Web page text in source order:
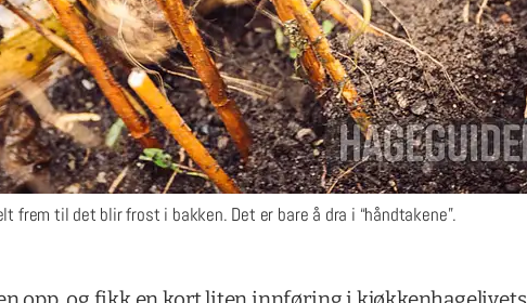
frem til det blir frost i bakken. Det er bare å dra i “håndtakene”.